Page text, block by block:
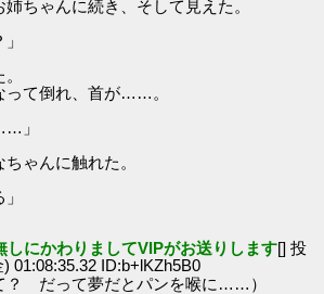
ちゃんに続き、そして見えた。
って倒れ、首が……。
」
ゃんに触れた。
しにかわりましてVIPがお送りします[] 投
01:08:35.32 ID:b+lKZh5B0
？ だって夢だとパンを喉に……）